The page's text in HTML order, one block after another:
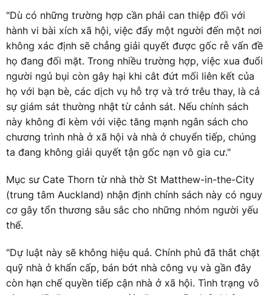
"Dù có những trường hợp cần phải can thiệp đối với
hành vi bài xích xã hội, việc đẩy một người đến một nơi
không xác định sẽ chẳng giải quyết được gốc rễ vấn đề
họ đang đối mặt. Trong nhiều trường hợp, việc xua đuổi
người ngủ bụi còn gây hại khi cắt đứt mối liên kết của
họ với bạn bè, các dịch vụ hỗ trợ và trớ trêu thay, là cả
sự giám sát thường nhật từ cảnh sát. Nếu chính sách
này không đi kèm với việc tăng mạnh ngân sách cho
chương trình nhà ở xã hội và nhà ở chuyển tiếp, chúng
ta đang không giải quyết tận gốc nạn vô gia cư."
Mục sư Cate Thorn từ nhà thờ St Matthew-in-the-City
(trung tâm Auckland) nhận định chính sách này có nguy
cơ gây tổn thương sâu sắc cho những nhóm người yếu
thế.
"Dự luật này sẽ không hiệu quả. Chính phủ đã thắt chặt
quỹ nhà ở khẩn cấp, bán bớt nhà công vụ và gần đây
còn hạn chế quyền tiếp cận nhà ở xã hội. Tình trạng vô